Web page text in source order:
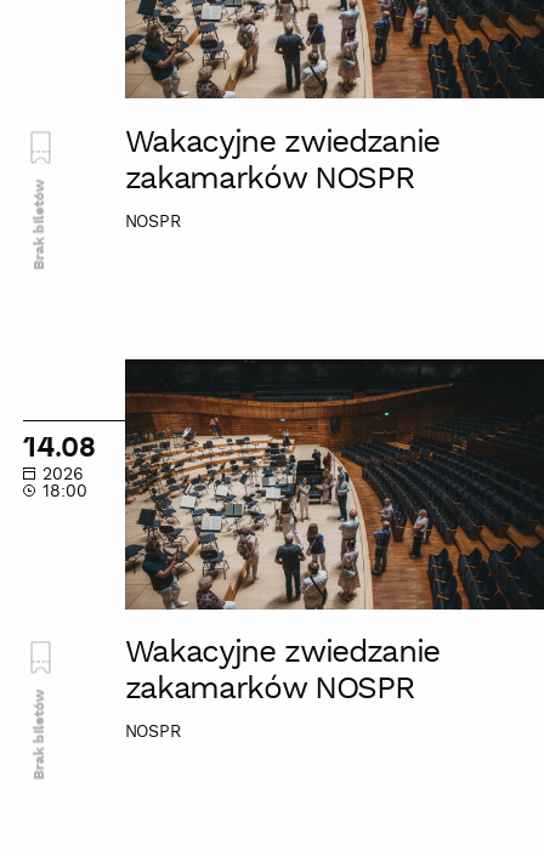
Wakacyjne zwiedzanie
zakamarków NOSPR
NOSPR
Brak biletów
zwiedzanie
zakamarków
NOSPR
14.08
2026
18:00
Wakacyjne zwiedzanie
zakamarków NOSPR
NOSPR
Brak biletów